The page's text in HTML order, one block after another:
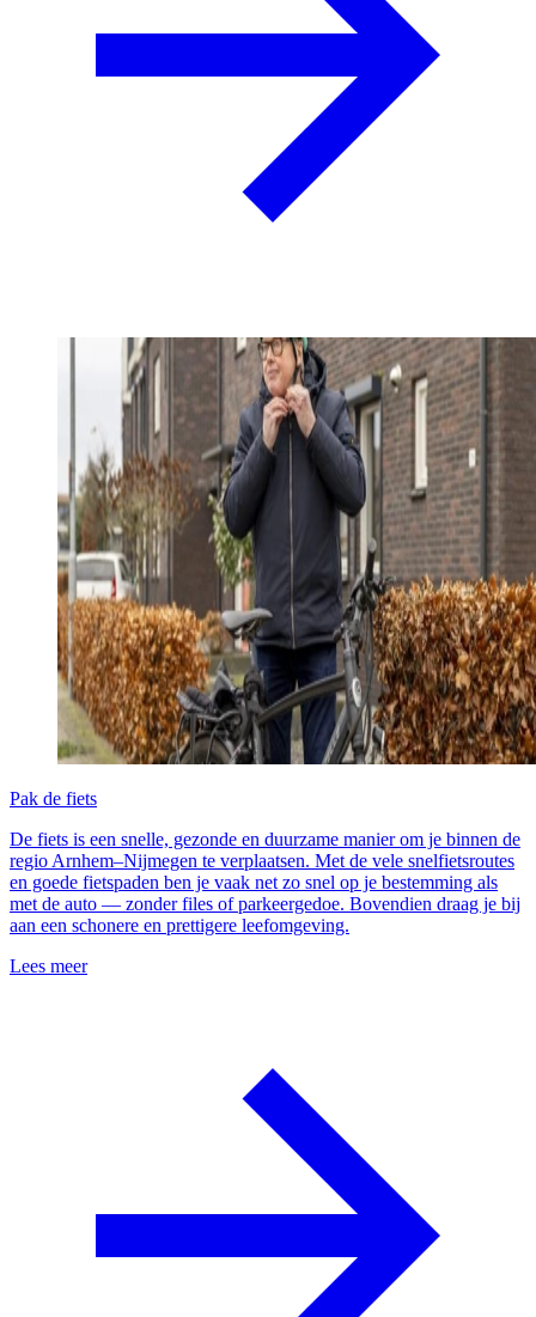
Pak de fiets
De fiets is een snelle, gezonde en duurzame manier om je binnen de
regio Arnhem–Nijmegen te verplaatsen. Met de vele snelfietsroutes
en goede fietspaden ben je vaak net zo snel op je bestemming als
met de auto — zonder files of parkeergedoe. Bovendien draag je bij
aan een schonere en prettigere leefomgeving.
Lees meer